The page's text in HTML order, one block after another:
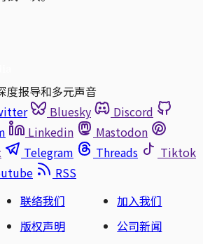
度报导和多元声音
Bluesky
Discord
Linkedin
Mastodon
Telegram Threads
Tiktok
RSS
联络我们
加入我们
版权声明
公司新闻